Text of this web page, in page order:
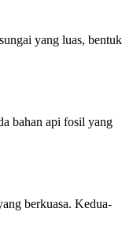
yang luas, bentuk
bahan api fosil yang
berkuasa. Kedua-